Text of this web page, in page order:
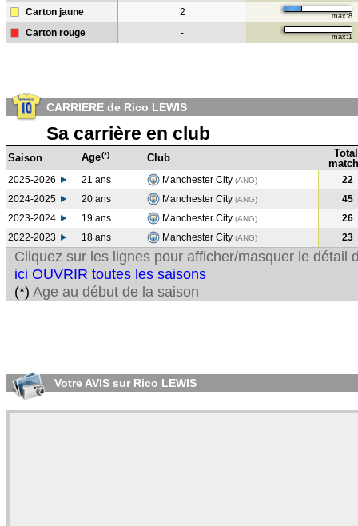
Carton jaune 2 max:8
Carton rouge - max:1
CARRIERE de Rico LEWIS
Sa carrière en club
Saison Age(*) Club
Total
2025-2026 21 ans Manchester City (ANG)
22
2024-2025
20 ans Manchester City (ANG)
45
2023-2024
19 ans Manchester City (ANG)
26
2022-2023
18 ans Manchester City (ANG) 23
Cliquez sur les lignes pour afficher/masquer le détail
ici OUVRIR toutes les saisons
(*) Age au début de la saison
Votre AVIS sur Rico LEWIS